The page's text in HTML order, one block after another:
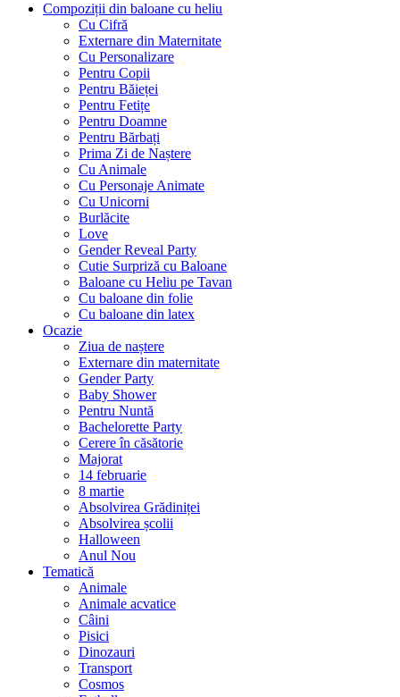
Compoziții din baloane cu heliu
Cu Cifră
Externare din Maternitate
Cu Personalizare
Pentru Copii
Pentru Băieței
Pentru Fetițe
Pentru Doamne
Pentru Bărbați
Prima Zi de Naștere
Cu Animale
Cu Personaje Animate
Cu Unicorni
Burlăcite
Love
Gender Reveal Party
Cutie Surpriză cu Baloane
Baloane cu Heliu pe Tavan
Cu baloane din folie
Cu baloane din latex
Ocazie
Ziua de naștere
Externare din maternitate
Gender Party
Baby Shower
Pentru Nuntă
Bachelorette Party
Cerere în căsătorie
Majorat
14 februarie
8 martie
Absolvirea Grădiniței
Absolvirea școlii
Halloween
Anul Nou
Tematică
Animale
Animale acvatice
Câini
Pisici
Dinozauri
Transport
Cosmos